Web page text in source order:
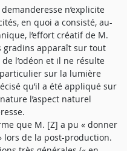
n’explicite
en quoi a consisté, au-
l’effort créatif de M.
gradins apparaît sur tout
l’odéon et il ne résulte
sur la lumière
qu’il a été appliqué sur
l’aspect naturel
que M. [Z] a pu « donner
lors de la post-production.